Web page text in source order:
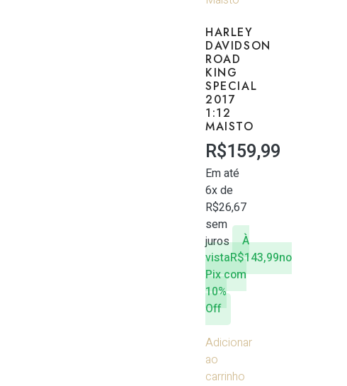
HARLEY
DAVIDSON
ROAD
KING
SPECIAL
2017
1:12
MAISTO
R$159,99
Em até
6x de
R$26,67
sem
juros
À
vistaR$143,99no
Pix com
10%
Off
Adicionar
ao
carrinho